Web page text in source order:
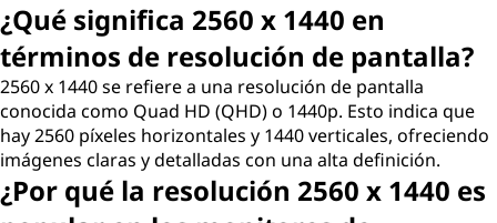
¿Qué significa 2560 x 1440 en
términos de resolución de pantalla?
2560 x 1440 se refiere a una resolución de pantalla
conocida como Quad HD (QHD) o 1440p. Esto indica que
hay 2560 píxeles horizontales y 1440 verticales, ofreciendo
imágenes claras y detalladas con una alta definición.
¿Por qué la resolución 2560 x 1440 es